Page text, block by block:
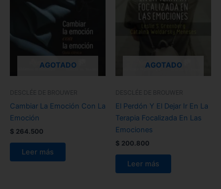
AGOTADO
DESCLÉE DE BROUWER
Cambiar La Emoción Con La
Emoción
$ 264.500
Leer más
AGOTADO
DESCLÉE DE BROUWER
El Perdón Y El Dejar Ir En La
Terapia Focalizada En Las
Emociones
$ 200.800
Leer más